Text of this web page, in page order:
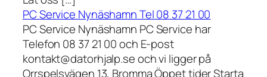
PC Service Nynäshamn Tel 08 37 21 00
PC Service Nynäshamn PC Service har
Telefon 08 37 21 00 och E-post
kontakt@datorhjalp.se och vi ligger på
Orrspelsvägen 13, Bromma Öppet tider Starta